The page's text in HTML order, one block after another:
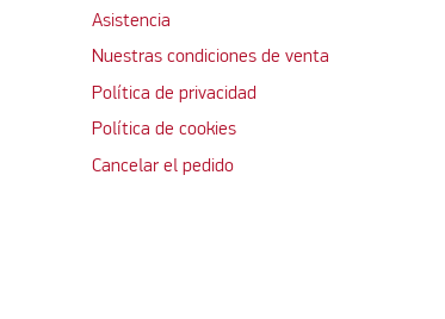
Asistencia
Nuestras condiciones de venta
Política de privacidad
Política de cookies
Cancelar el pedido